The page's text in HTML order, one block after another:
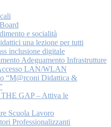
e socialità
una lezione per tutti
inclusione digitale
Adeguamento Infrastrutture
LAN/WLAN
“M@rconi Didattica &
GAP – Attiva le
Scuola Lavoro
Professionalizzanti